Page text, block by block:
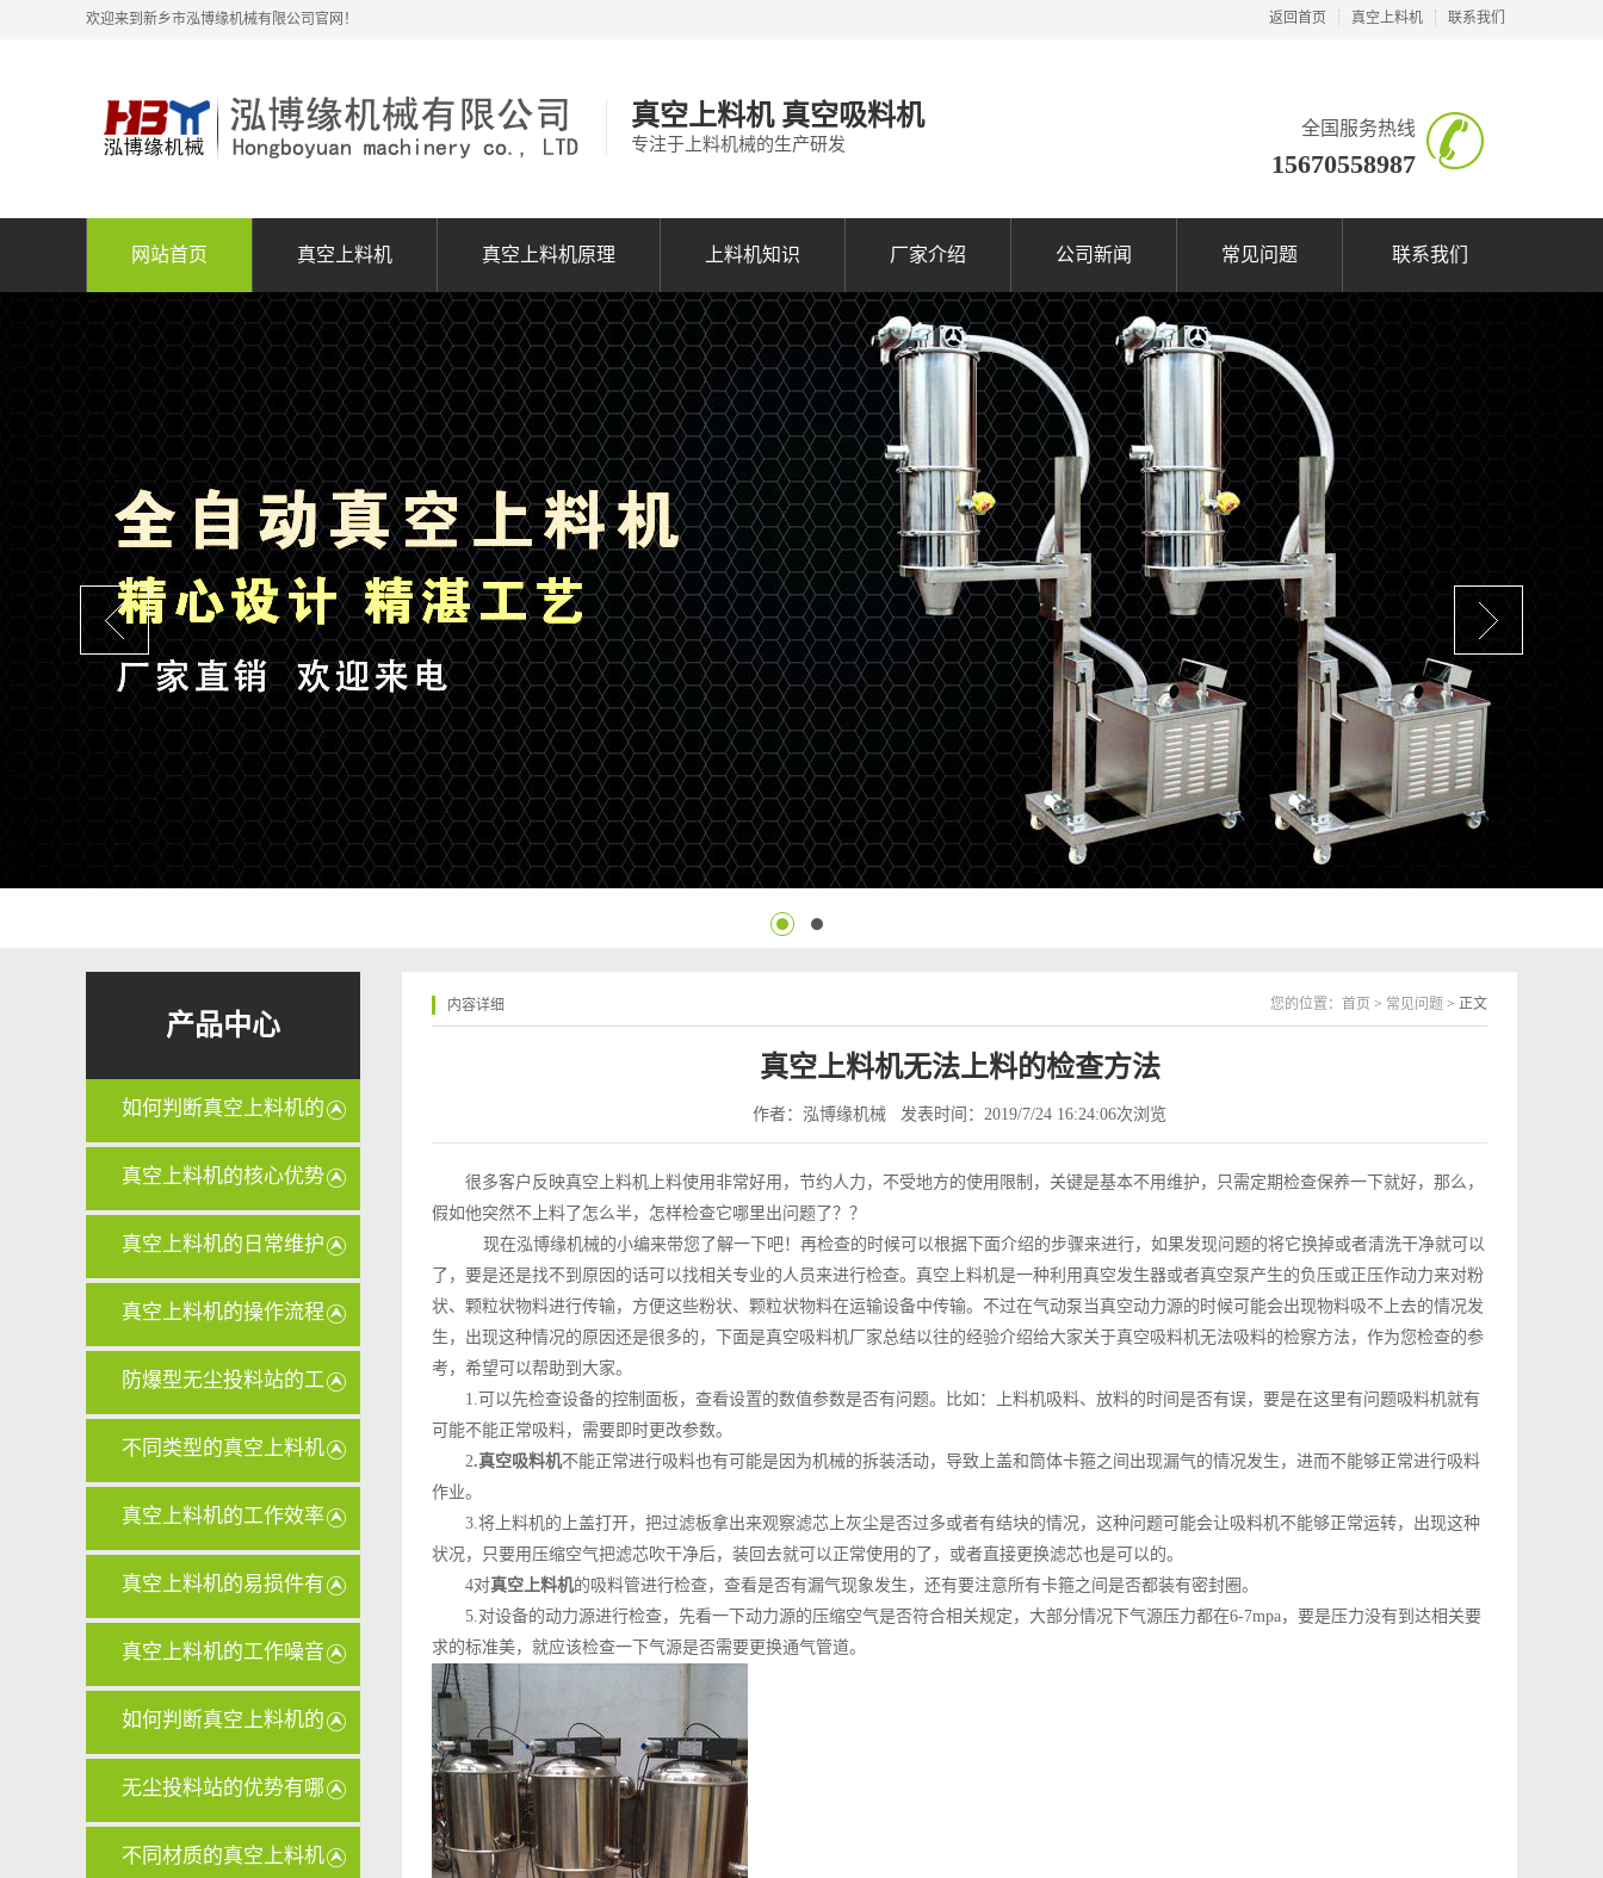
欢迎来到新乡市泓博缘机械有限公司官网！ 返回首页 真空上料机 联系我们
真空上料机 真空吸料机
专注于上料机械的生产研发
全国服务热线
15670558987
网站首页 真空上料机 真空上料机原理 上料机知识 厂家介绍 公司新闻 常见问题 联系我们
产品中心
如何判断真空上料机的
密封圈是
真空上料机的核心优势
有哪些？
真空上料机的日常维护
和保养需
真空上料机的操作流程
是怎样的
防爆型无尘投料站的工
作原理是
不同类型的真空上料机
在维护和
真空上料机的工作效率
和传统上
真空上料机的易损件有
哪些？真空上料机的工作噪音
大怎么办
如何判断真空上料机的
滤芯是否
无尘投料站的优势有哪
不同材质的真空上料机
内容详细 您的位置： 首页 > 常见问题 > 正文
真空上料机无法上料的检查方法
作者：泓博缘机械 发表时间：2019/7/24 16:24:06次浏览
很多客户反映真空上料机上料使用非常好用，节约人力，不受地方的使用限制，关键是基本不用维护，只需定期检查保养一下就好，那么，
假如他突然不上料了怎么半，怎样检查它哪里出问题了？？
现在泓博缘机械的小编来带您了解一下吧！再检查的时候可以根据下面介绍的步骤来进行，如果发现问题的将它换掉或者清洗干净就可以
了，要是还是找不到原因的话可以找相关专业的人员来进行检查。真空上料机是一种利用真空发生器或者真空泵产生的负压或正压作动力来对粉
状、颗粒状物料进行传输，方便这些粉状、颗粒状物料在运输设备中传输。不过在气动泵当真空动力源的时候可能会出现物料吸不上去的情况发
生，出现这种情况的原因还是很多的，下面是真空吸料机厂家总结以往的经验介绍给大家关于真空吸料机无法吸料的检察方法，作为您检查的参
考，希望可以帮助到大家。
1.可以先检查设备的控制面板，查看设置的数值参数是否有问题。比如：上料机吸料、放料的时间是否有误，要是在这里有问题吸料机就有
可能不能正常吸料，需要即时更改参数。
2.真空吸料机不能正常进行吸料也有可能是因为机械的拆装活动，导致上盖和筒体卡箍之间出现漏气的情况发生，进而不能够正常进行吸料
作业。
3.将上料机的上盖打开，把过滤板拿出来观察滤芯上灰尘是否过多或者有结块的情况，这种问题可能会让吸料机不能够正常运转，出现这种
状况，只要用压缩空气把滤芯吹干净后，装回去就可以正常使用的了，或者直接更换滤芯也是可以的。
4对真空上料机的吸料管进行检查，查看是否有漏气现象发生，还有要注意所有卡箍之间是否都装有密封圈。
5.对设备的动力源进行检查，先看一下动力源的压缩空气是否符合相关规定，大部分情况下气源压力都在6-7mpa，要是压力没有到达相关要
求的标准美，就应该检查一下气源是否需要更换通气管道。